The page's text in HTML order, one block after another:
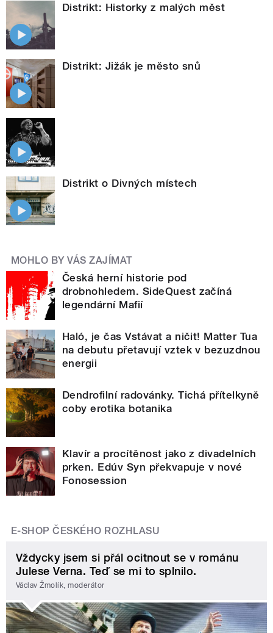
Distrikt: Historky z malých měst
Distrikt: Jižák je město snů
Distrikt o Divných místech
MOHLO BY VÁS ZAJÍMAT
Česká herní historie pod
drobnohledem. SideQuest začíná
legendární Mafií
Haló, je čas Vstávat a ničit! Matter Tua
na debutu přetavují vztek v bezuzdnou
energii
Dendrofilní radovánky. Tichá přítelkyně
coby erotika botanika
Klavír a procítěnost jako z divadelních
prken. Edúv Syn překvapuje v nové
Fonosession
E-SHOP ČESKÉHO ROZHLASU
Vždycky jsem si přál ocitnout se v románu
Julese Verna. Teď se mi to splnilo.
Václav Žmolík, moderátor